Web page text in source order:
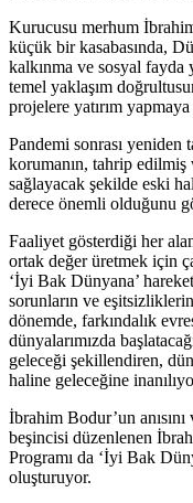
Kurucusu merhum
küçük bir kasabasında,
kalkınma ve sosyal fayda
temel yaklaşım
projelere yatırım
Pandemi sonrası yeniden
korumanın, tahrip edilmiş
sağlayacak şekilde eski
derece önemli olduğunu
Faaliyet gösterdiği her
ortak değer üretmek için
‘İyi Bak Dünyana’
sorunların ve
dönemde, farkındalık
dünyalarımızda
geleceği şekillendiren,
haline geleceğine
İbrahim Bodur’un
beşincisi düzenlenen
Programı da ‘İyi Bak
oluşturuyor.